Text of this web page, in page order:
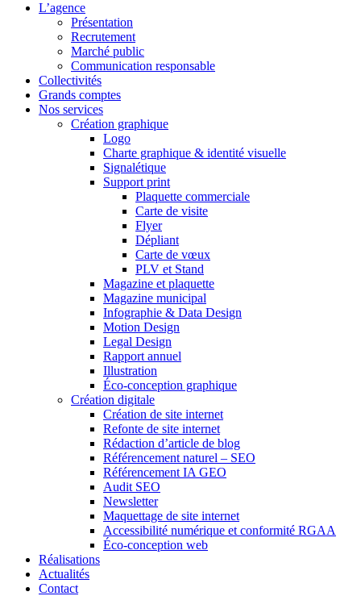
L’agence
Présentation
Recrutement
Marché public
Communication responsable
Collectivités
Grands comptes
Nos services
Création graphique
Logo
Charte graphique & identité visuelle
Signalétique
Support print
Plaquette commerciale
Carte de visite
Flyer
Dépliant
Carte de vœux
PLV et Stand
Magazine et plaquette
Magazine municipal
Infographie & Data Design
Motion Design
Legal Design
Rapport annuel
Illustration
Éco-conception graphique
Création digitale
Création de site internet
Refonte de site internet
Rédaction d’article de blog
Référencement naturel – SEO
Référencement IA GEO
Audit SEO
Newsletter
Maquettage de site internet
Accessibilité numérique et conformité RGAA
Éco-conception web
Réalisations
Actualités
Contact